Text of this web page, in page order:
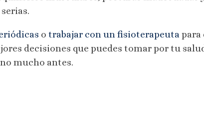
otrabajar con un fisioterapeuta para
decisiones que puedes tomar por tu
mucho antes.